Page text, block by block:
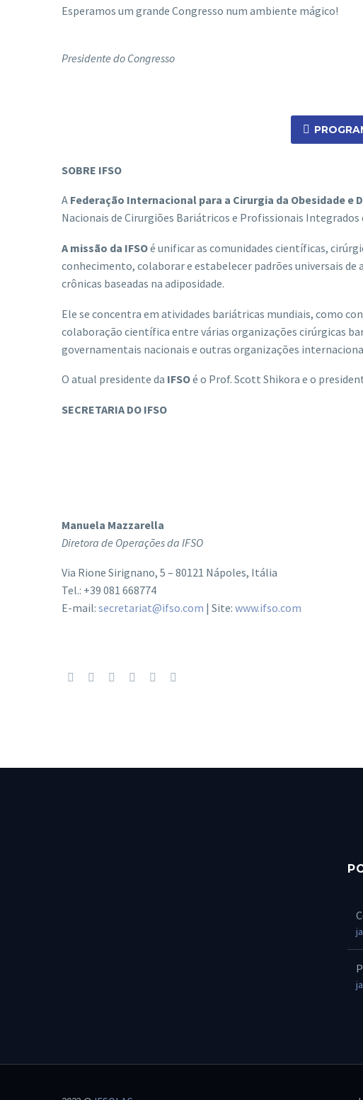
Esperamos um grande Congresso num ambiente mágico!
Presidente do Congresso

SOBRE IFSO
A Federação Internacional para a Cirurgia da Obesidade e
Nacionais de Cirurgiões Bariátricos e Profissionais Integrados
A missão da IFSOé unificar as comunidades científicas,
conhecimento, colaborar e estabelecer padrões universais
crônicas baseadas na adiposidade.
Ele se concentra em atividades bariátricas mundiais, como
colaboração científica entre várias organizações cirúrgicas
governamentais nacionais e outras organizações
O atual presidente da IFSOé o Prof. Scott Shikora e o
SECRETARIA DO IFSO
Manuela Mazzarella
Diretora de Operações da IFSO
Via Rione Sirignano, 5 – 80121 Nápoles, Itália
Tel.: +39 081 668774
E-mail: secretariat@ifso.com | Site: www.ifso.com